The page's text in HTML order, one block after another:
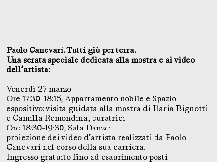
Paolo Canevari. Tutti giù per terra.
Una serata speciale dedicata alla mostra e ai video
dell’artista:
Venerdì 27 marzo
Ore 17:30-18:15, Appartamento nobile e Spazio
espositivo: visita guidata alla mostra di Ilaria Bignotti
e Camilla Remondina, curatrici
Ore 18:30-19:30, Sala Danze:
proiezione dei video d’artista realizzati da Paolo
Canevari nel corso della sua carriera.
Ingresso gratuito fino ad esaurimento posti